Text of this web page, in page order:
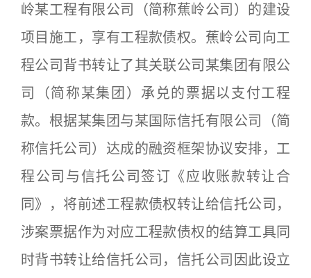
岭某工程有限公司（简称蕉岭公司）的建设
项目施工，享有工程款债权。蕉岭公司向工
程公司背书转让了其关联公司某集团有限公
司（简称某集团）承兑的票据以支付工程
款。根据某集团与某国际信托有限公司（简
称信托公司）达成的融资框架协议安排，工
程公司与信托公司签订《应收账款转让合
同》，将前述工程款债权转让给信托公司，
涉案票据作为对应工程款债权的结算工具同
时背书转让给信托公司，信托公司因此设立